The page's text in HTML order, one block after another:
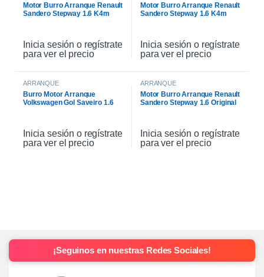
Motor Burro Arranque Renault
Sandero Stepway 1.6 K4m
Inicia sesión o regístrate
para ver el precio
Motor Burro Arranque Renault
Sandero Stepway 1.6 K4m
Inicia sesión o regístrate
para ver el precio
ARRANQUE
Burro Motor Arranque
Volkswagen Gol Saveiro 1.6
Inicia sesión o regístrate
para ver el precio
ARRANQUE
Motor Burro Arranque Renault
Sandero Stepway 1.6 Original
Inicia sesión o regístrate
para ver el precio
¡Seguinos en nuestras Redes Sociales!